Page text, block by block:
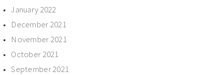
January 2022
December 2021
November 2021
October 2021
September 2021